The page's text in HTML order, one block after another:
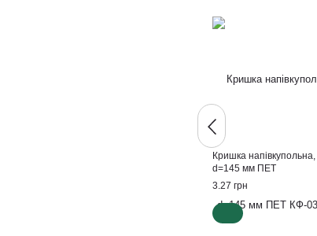
Кришка напівкупольна,
d=145 мм ПЕТ
3.27 грн